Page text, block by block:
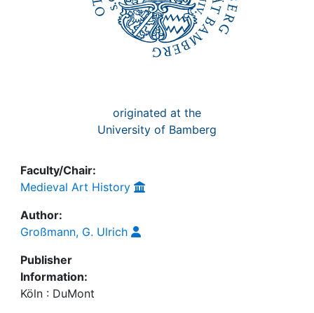
originated at the
University of Bamberg
Faculty/Chair:
Medieval Art History
Author:
Großmann, G. Ulrich
Publisher
Information:
Köln : DuMont